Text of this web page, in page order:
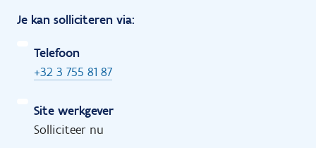
Je kan solliciteren via:
Telefoon
+32 3 755 81 87
Site werkgever
Solliciteer nu